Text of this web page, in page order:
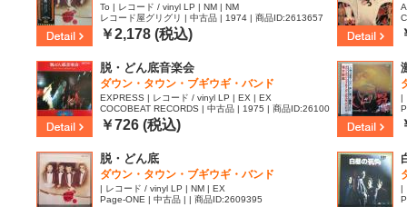
To | レコード / vinyl LP | NM | NM
レコード屋グリグリ | 中古品 | 1974 | 商品ID:2613657
￥2,178 (税込)
脱・どん底音楽会
ダウン・タウン・ブギウギ・バンド
EXPRESS | レコード / vinyl LP | EX | EX
COCOBEAT RECORDS | 中古品 | 1975 | 商品ID:26100
23
￥726 (税込)
|
脱・どん底
ダウン・タウン・ブギウギ・バンド
| レコード / vinyl LP | NM | EX
Page-ONE | 中古品 | | 商品ID:2609395
|